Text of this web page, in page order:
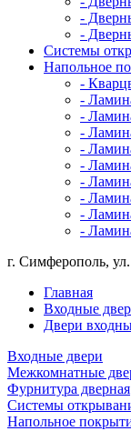
-
-
Системы
Напольное
-
-
-
-
-
-
-
-
-
-
г. Симферополь,
Главная
Входные
Двери
Входные двери
Межкомнатные
Фурнитура дверная
Системы
Напольное